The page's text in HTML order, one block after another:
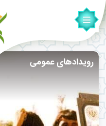
رویدادهای عمومی